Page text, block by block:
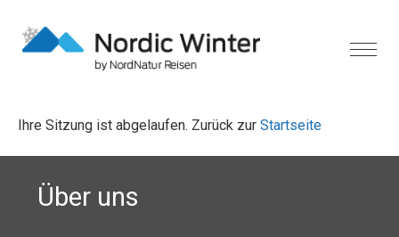
Ihre Sitzung ist abgelaufen. Zurück zur Startseite
Über uns